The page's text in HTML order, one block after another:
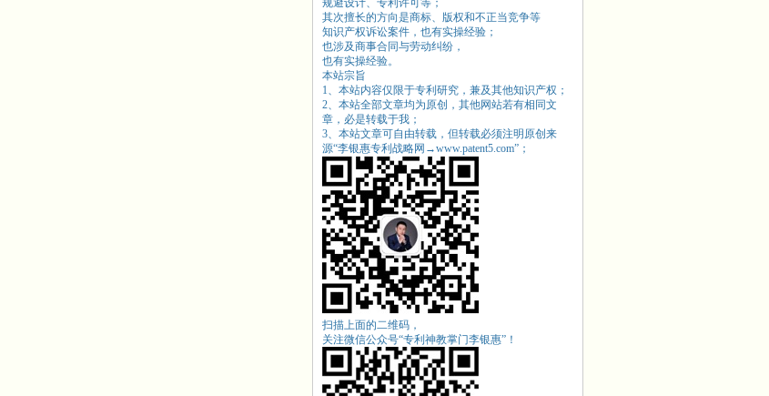
规避设计、专利许可等；
其次擅长的方向是商标、版权和不正当竞争等
知识产权诉讼案件，也有实操经验；
也涉及商事合同与劳动纠纷，
也有实操经验。
本站宗旨
1、本站内容仅限于专利研究，兼及其他知识产权；
2、本站全部文章均为原创，其他网站若有相同文
章，必是转载于我；
3、本站文章可自由转载，但转载必须注明原创来
源“李银惠专利战略网→www.patent5.com”；
扫描上面的二维码，
关注微信公众号“专利神教掌门李银惠”！